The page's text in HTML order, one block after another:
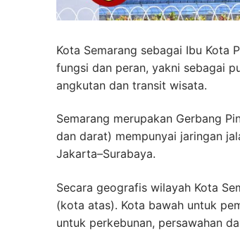
Kota Semarang sebagai Ibu Kota
fungsi dan peran, yakni sebagai
angkutan dan transit wisata.
Semarang merupakan Gerbang
dan darat) mempunyai jaringan
Jakarta–Surabaya.
Secara geografis wilayah Kota
(kota atas). Kota bawah untuk
untuk perkebunan, persawahan